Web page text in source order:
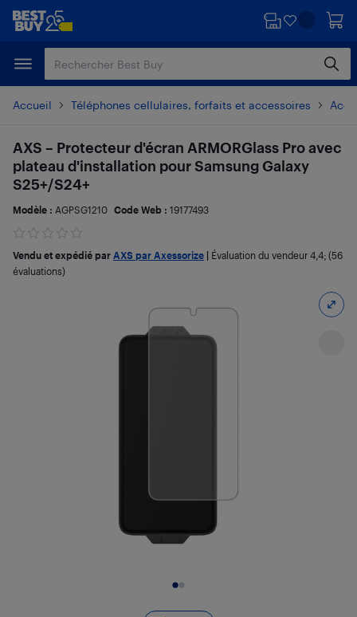
Passer
principal
Passer
Accueil Téléphones cellulaires, forfaits et accessoires
AXS – Protecteur d'écran ARMORGlass Pro avec
plateau d'installation pour Samsung Galaxy
S25+/S24+
Modèle : AGPSG1210 Code Web : 19177493
Vendu et expédié par AXS par Axessorize Évaluation du vendeur 4,4; (56
évaluations)